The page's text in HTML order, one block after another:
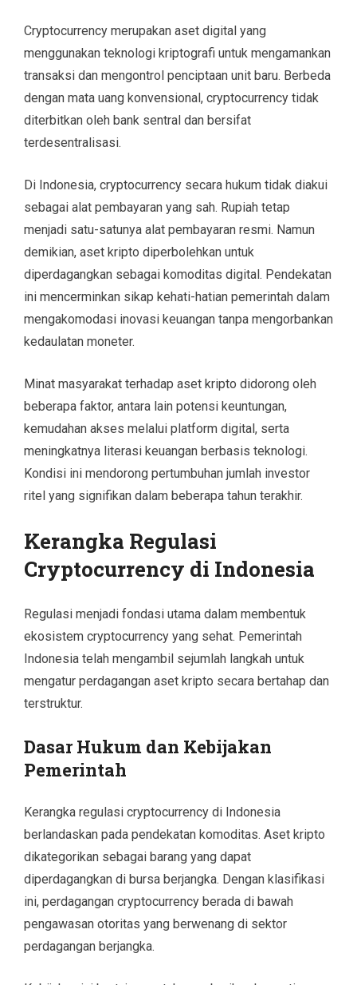
Cryptocurrency merupakan aset digital yang
menggunakan teknologi kriptografi untuk mengamankan
transaksi dan mengontrol penciptaan unit baru. Berbeda
dengan mata uang konvensional, cryptocurrency tidak
diterbitkan oleh bank sentral dan bersifat
terdesentralisasi.
Di Indonesia, cryptocurrency secara hukum tidak diakui
sebagai alat pembayaran yang sah. Rupiah tetap
menjadi satu-satunya alat pembayaran resmi. Namun
demikian, aset kripto diperbolehkan untuk
diperdagangkan sebagai komoditas digital. Pendekatan
ini mencerminkan sikap kehati-hatian pemerintah dalam
mengakomodasi inovasi keuangan tanpa mengorbankan
kedaulatan moneter.
Minat masyarakat terhadap aset kripto didorong oleh
beberapa faktor, antara lain potensi keuntungan,
kemudahan akses melalui platform digital, serta
meningkatnya literasi keuangan berbasis teknologi.
Kondisi ini mendorong pertumbuhan jumlah investor
ritel yang signifikan dalam beberapa tahun terakhir.
Kerangka Regulasi
Cryptocurrency di Indonesia
Regulasi menjadi fondasi utama dalam membentuk
ekosistem cryptocurrency yang sehat. Pemerintah
Indonesia telah mengambil sejumlah langkah untuk
mengatur perdagangan aset kripto secara bertahap dan
terstruktur.
Dasar Hukum dan Kebijakan
Pemerintah
Kerangka regulasi cryptocurrency di Indonesia
berlandaskan pada pendekatan komoditas. Aset kripto
dikategorikan sebagai barang yang dapat
diperdagangkan di bursa berjangka. Dengan klasifikasi
ini, perdagangan cryptocurrency berada di bawah
pengawasan otoritas yang berwenang di sektor
perdagangan berjangka.